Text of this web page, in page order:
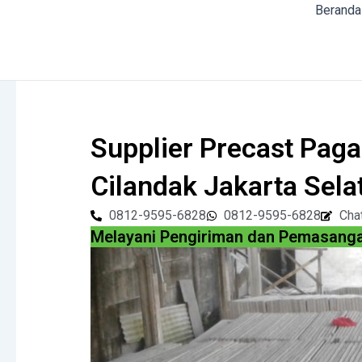
Beranda
Supplier Precast
Cilandak Jakarta
0812-9595-6828 0812-9595-6828
Melayani Pengiriman dan